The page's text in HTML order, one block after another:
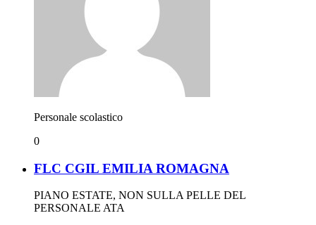
Personale scolastico
0
FLC CGIL EMILIA ROMAGNA
PIANO ESTATE, NON SULLA PELLE DEL
PERSONALE ATA